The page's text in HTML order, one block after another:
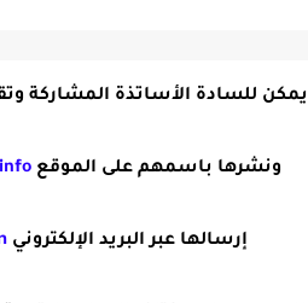
يمكن للسادة الأساتذة المشاركة
ونشرها باسمهم على الموقع
إرسالها عبر البريد الإلكتروني